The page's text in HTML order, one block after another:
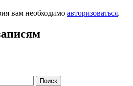
вам необходимо авторизоваться.